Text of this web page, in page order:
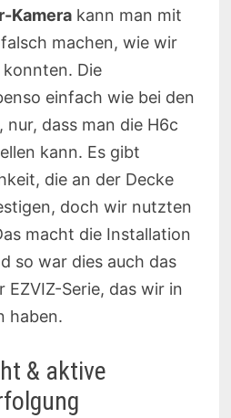
Kamerakann man mit
machen, wie wir
Die
einfach wie bei den
dass man die H6c
kann. Es gibt
die an der Decke
doch wir nutzten
macht die Installation
so war dies auch das
EZVIZ-Serie, das wir in
haben.
& aktive